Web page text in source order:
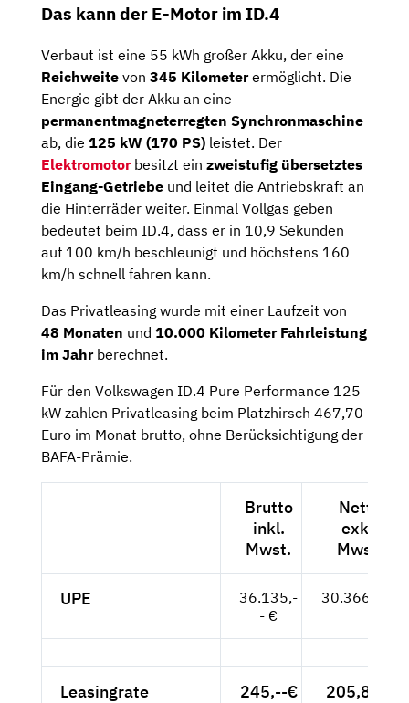
Das kann der E-Motor im ID.4
Verbaut ist eine 55 kWh großer Akku, der eine
Reichweite von 345 Kilometerermöglicht. Die
Energie gibt der Akku an eine
permanentmagneterregten Synchronmaschine
ab, die 125 kW (170 PS) leistet. Der
Elektromotorbesitzt ein zweistufig übersetztes
Eingang-Getriebe und leitet die Antriebskraft an
die Hinterräder weiter. Einmal Vollgas geben
bedeutet beim ID.4, dass er in 10,9 Sekunden
auf 100 km/h beschleunigt und höchstens 160
km/h schnell fahren kann.
Das Privatleasing wurde mit einer Laufzeit von
48 Monaten und 10.000 Kilometer Fahrleistung
im Jahr berechnet.
Für den Volkswagen ID.4 Pure Performance 125
kW zahlen Privatleasing beim Platzhirsch 467,70
Euro im Monat brutto, ohne Berücksichtigung der
BAFA-Prämie.
Brutto
inkl.
Mwst.
Netto
exkl.
Mwst.
UPE
36.135,-
- €
30.366,-- €
Leasingrate 245,--€ 205,88 €